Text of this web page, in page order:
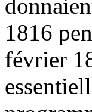
1816
février